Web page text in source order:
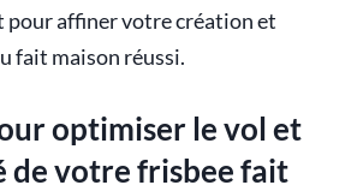
pour affiner votre création et
fait maison réussi.
optimiser le vol et
de votre frisbee fait